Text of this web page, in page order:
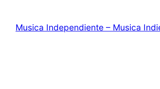
contenido
Musica Independiente – Musica